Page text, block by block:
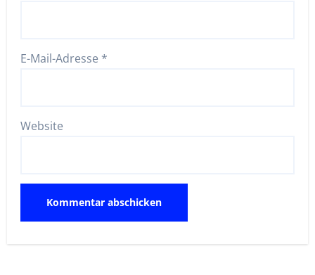
E-Mail-Adresse *
Website